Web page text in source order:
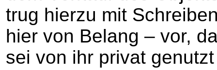
trug hierzu mit
hier von Belang – vor,
sei von ihr privat